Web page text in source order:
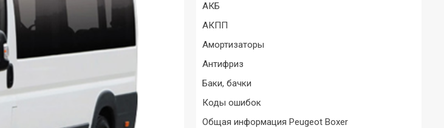
АКБ
АКПП
Амортизаторы
Антифриз
Баки, бачки
Коды ошибок
Общая информация Peugeot Boxer